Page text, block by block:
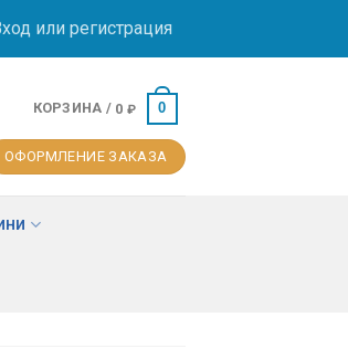
или регистрация
КОРЗИНА / 0 ₽ 0
ОФОРМЛЕНИЕ ЗАКАЗА